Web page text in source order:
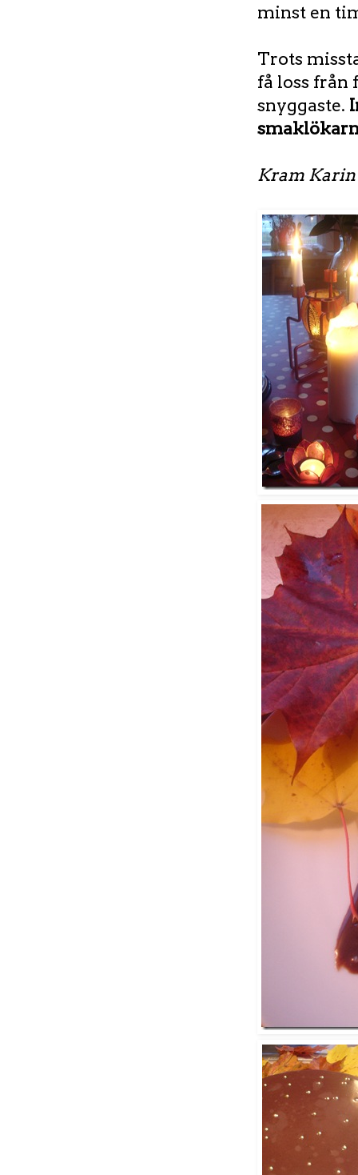
minst en
Trots
få loss från
snyggaste.
Kram Karin